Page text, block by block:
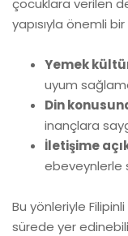
çocuklara verilen
yapısıyla önemli
Yemek
uyum
Din
inançlara
İletişime
ebeveynlerle
Bu yönleriyle
sürede yer